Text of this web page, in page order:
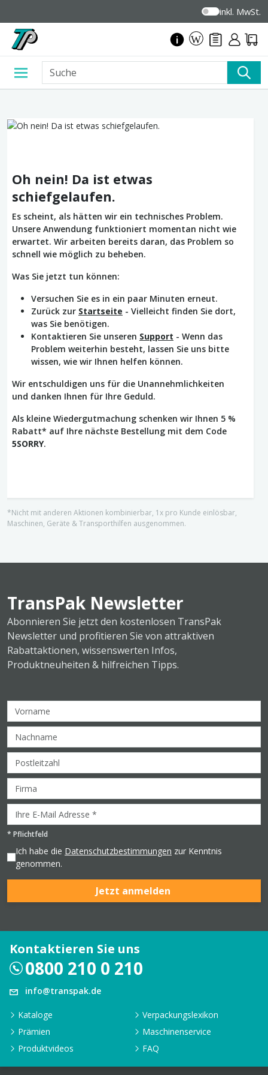
inkl. MwSt.
Oh nein! Da ist etwas
schiefgelaufen.
Es scheint, als hätten wir ein technisches Problem.
Unsere Anwendung funktioniert momentan nicht wie
erwartet. Wir arbeiten bereits daran, das Problem so
schnell wie möglich zu beheben.
Was Sie jetzt tun können:
Versuchen Sie es in ein paar Minuten erneut.
Zurück zur Startseite - Vielleicht finden Sie dort,
was Sie benötigen.
Kontaktieren Sie unseren Support - Wenn das
Problem weiterhin besteht, lassen Sie uns bitte
wissen, wie wir Ihnen helfen können.
Wir entschuldigen uns für die Unannehmlichkeiten
und danken Ihnen für Ihre Geduld.
Als kleine Wiedergutmachung schenken wir Ihnen 5 %
Rabatt* auf Ihre nächste Bestellung mit dem Code
5SORRY.
*Nicht mit anderen Aktionen kombinierbar, 1x pro Kunde einlösbar,
Maschinen, Geräte & Transporthilfen ausgenommen.
TransPak Newsletter
Abonnieren Sie jetzt den kostenlosen TransPak
Newsletter und profitieren Sie von attraktiven
Rabattaktionen, wissenswerten Infos,
Produktneuheiten & hilfreichen Tipps.
* Pflichtfeld
Ich habe die Datenschutzbestimmungen zur Kenntnis
genommen.
Jetzt anmelden
Kontaktieren Sie uns
0800 210 0 210
info@transpak.de
Kataloge
Verpackungslexikon
Prämien
Maschinenservice
Produktvideos
FAQ